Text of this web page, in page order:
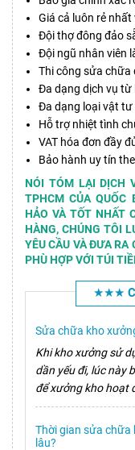
Giá cả luôn rẻ
Đội thợ đông đảo
Đội ngũ nhân viên
Thi công sửa chữa
Đa dạng dịch vụ từ
Đa dạng loại vật tư
Hỗ trợ nhiệt tình
VAT hóa đơn đầy
Bảo hành uy tín
NÓI TÓM LẠI DỊCH
TPHCM CỦA QUỐC
HẢO VÀ TỐT NHẤT
HÀNG, CHÚNG TÔI
YÊU CẦU VÀ ĐƯA RA
PHÙ HỢP VỚI TÚI
★★★
Sửa chữa kho
Khi kho xưởng sử
dần yếu đi, lúc này
để xưởng kho hoạt
Thời gian sửa chữa
lâu?